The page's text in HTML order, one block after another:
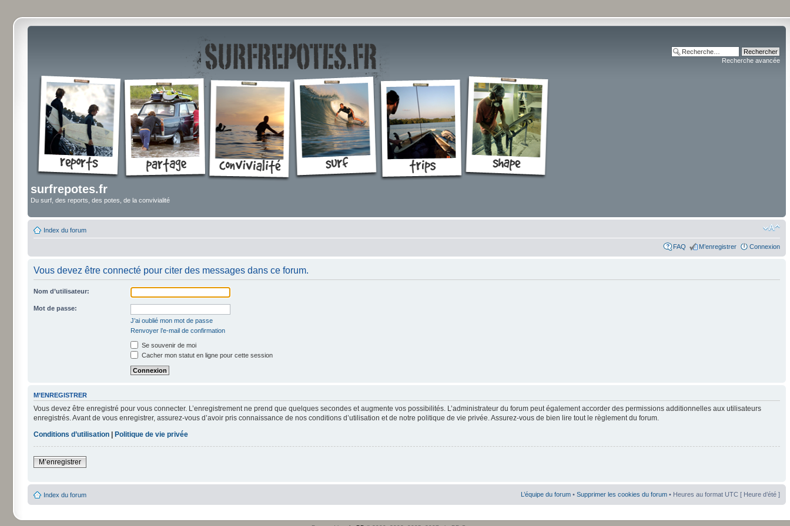
surfrepotes.fr
Du surf, des reports, des potes, de la convivialité
Recherche avancée
Index du forum
FAQ M’enregistrer Connexion
Vous devez être connecté pour citer des messages dans ce forum.
Nom d’utilisateur:
Mot de passe:
J’ai oublié mon mot de passe
Renvoyer l’e-mail de confirmation
Se souvenir de moi
Cacher mon statut en ligne pour cette session
M’ENREGISTRER
Vous devez être enregistré pour vous connecter. L’enregistrement ne prend que quelques secondes et augmente vos possibilités. L’administrateur du forum peut également accorder des permissions additionnelles aux utilisateurs
enregistrés. Avant de vous enregistrer, assurez-vous d’avoir pris connaissance de nos conditions d’utilisation et de notre politique de vie privée. Assurez-vous de bien lire tout le règlement du forum.
Conditions d’utilisation
Politique de vie privée
M’enregistrer
Index du forum L’équipe du forum • Supprimer les cookies du forum • Heures au format UTC [ Heure d’été ]